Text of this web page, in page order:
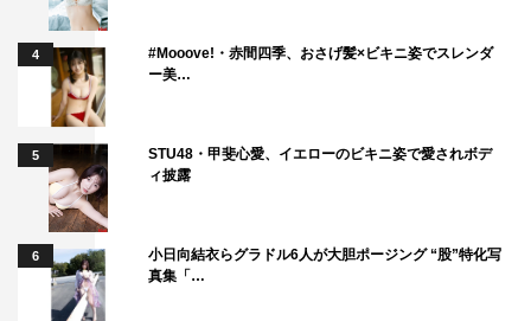
杉野希妃 藤原大祐
4
#Mooove!・赤間四季、おさげ髪×ビキニ姿でスレンダ
ー美…
5
STU48・甲斐心愛、イエローのビキニ姿で愛されボデ
ィ披露
6
小日向結衣らグラドル6人が大胆ポージング “股”特化写
真集「…